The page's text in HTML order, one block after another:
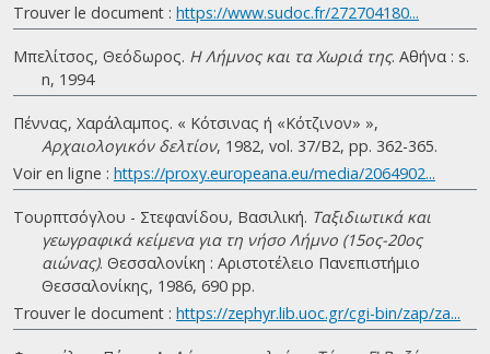
Trouver le document : https://www.sudoc.fr/272704180...
Μπελίτσος, Θεόδωρος. Η Λήμνος και τα Χωριά της. Αθήνα : s.
n, 1994
Πέννας, Χαράλαμπος. « Κότσινας ή «Κότζινον» »,
Αρχαιολογικόν δελτίον, 1982, vol. 37/Β2, pp. 362-365.
Voir en ligne : https://proxy.europeana.eu/media/2064902...
Τουρπτσόγλου - Στεφανίδου, Βασιλική. Ταξιδιωτικά και
γεωγραφικά κείμενα για τη νήσο Λήμνο (15ος-20ος
αιώνας). Θεσσαλονίκη : Αριστοτέλειο Πανεπιστήμιο
Θεσσαλονίκης, 1986, 690 pp.
Trouver le document : https://zephyr.lib.uoc.gr/cgi-bin/zap/za...